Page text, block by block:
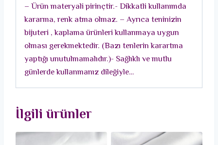
Pembe
Zirkon
Taş
Detay
Kadın
Broş
adet
– Ürün materyali pirinçtir.- Dikkatli kullanımda
kararma, renk atma olmaz. – Ayrıca teninizin
bijuteri , kaplama ürünleri kullanmaya uygun
olması gerekmektedir. (Bazı tenlerin karartma
yaptığı unutulmamalıdır.)- Sağlıklı ve mutlu
günlerde kullanmanız dileğiyle…
İlgili ürünler